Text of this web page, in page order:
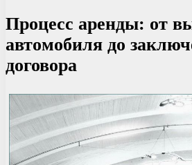
Процесс аренды: от
автомобиля до
договора